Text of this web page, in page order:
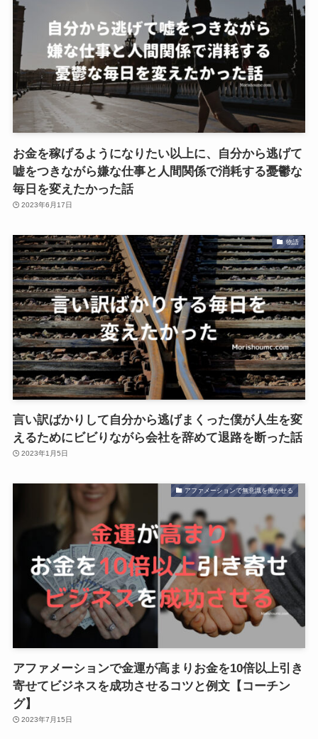
お金を稼げるようになりたい以上に、自分から逃げて
嘘をつきながら嫌な仕事と人間関係で消耗する憂鬱な
毎日を変えたかった話
2023年6月17日
物語
言い訳ばかりして自分から逃げまくった僕が人生を変
えるためにビビりながら会社を辞めて退路を断った話
2023年1月5日
アファメーションで無意識を働かせる
アファメーションで金運が高まりお金を10倍以上引き
寄せてビジネスを成功させるコツと例文【コーチン
グ】
2023年7月15日